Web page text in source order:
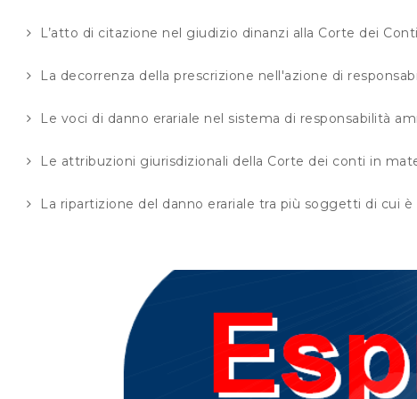
L’atto di citazione nel giudizio dinanzi alla Corte dei Conti
La decorrenza della prescrizione nell'azione di
Le voci di danno erariale nel sistema di responsabilità
Le attribuzioni giurisdizionali della Corte dei conti in
La ripartizione del danno erariale tra più soggetti di cui